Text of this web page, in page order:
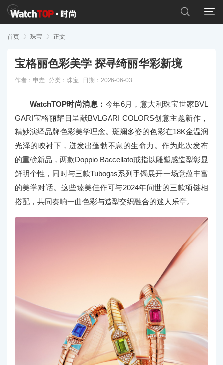


首页  珠宝  正文
宝格丽色彩美学 探寻绮丽华彩新境
作者：申垚 分类： 珠宝 日期：2026-06-03
WatchTOP时尚消息： 今年6月，意大利珠宝世家BVL
GARI宝格丽耀目呈献BVLGARI COLORS创意主题新作，
精妙演绎品牌色彩美学理念。斑斓多姿的色彩在18K金温润
光泽的映衬下，迸发出蓬勃不息的生命力。作为此次发布
的重磅新品，两款Doppio Baccellato戒指以雕塑感造型彰显
鲜明个性，同时与三款Tubogas系列手镯展开一场意蕴丰富
的美学对话。这些臻美佳作可与2024年问世的三款项链相
搭配，共同奏响一曲色彩与造型交织融合的迷人乐章。